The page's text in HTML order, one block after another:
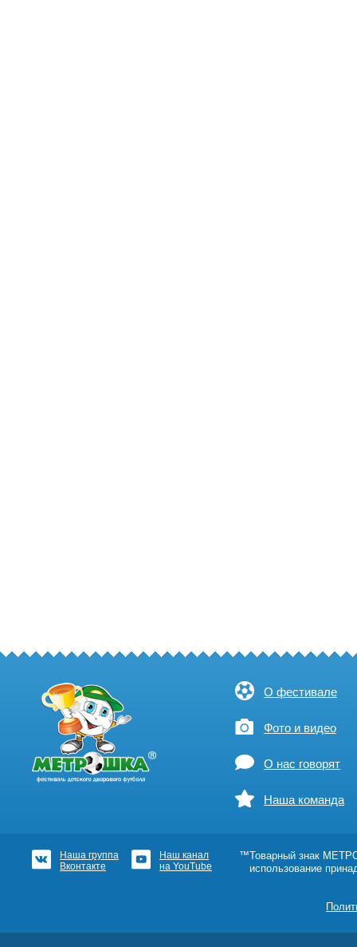
О фестивале
Фото и видео
О нас говорят
Наша команда
Наша группа
Вконтакте
Наш канал
на YouTube
™Товарный знак
использование